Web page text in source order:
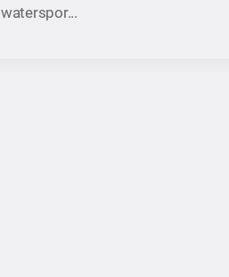
waterspor...